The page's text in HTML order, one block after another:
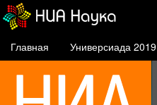
Главная Универсиада 2019